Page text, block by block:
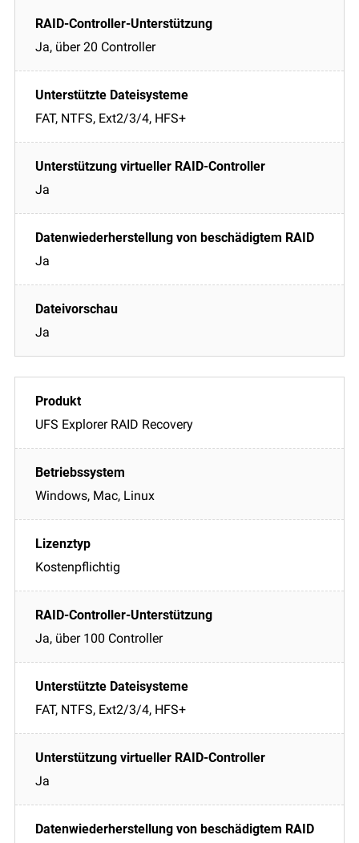
Ja, über 20 Controller
FAT, NTFS, Ext2/3/4, HFS+
Ja
Ja
Ja
UFS Explorer RAID Recovery
Windows, Mac, Linux
Kostenpflichtig
Ja, über 100 Controller
FAT, NTFS, Ext2/3/4, HFS+
Ja